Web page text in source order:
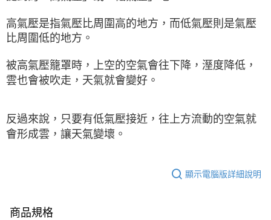
高氣壓是指氣壓比周圍高的地方，而低氣壓則是氣壓
比周圍低的地方。
被高氣壓籠罩時，上空的空氣會往下降，溼度降低，
雲也會被吹走，天氣就會變好。
反過來說，只要有低氣壓接近，往上方流動的空氣就
會形成雲，讓天氣變壞。
顯示電腦版詳細說明
商品規格